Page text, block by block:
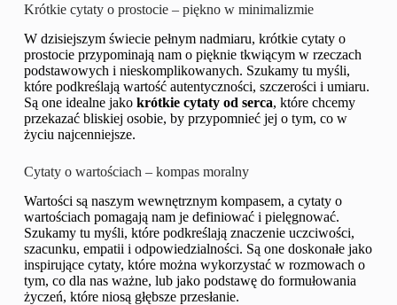
Krótkie cytaty o prostocie – piękno w minimalizmie
W dzisiejszym świecie pełnym nadmiaru, krótkie cytaty o
prostocie przypominają nam o pięknie tkwiącym w rzeczach
podstawowych i nieskomplikowanych. Szukamy tu myśli,
które podkreślają wartość autentyczności, szczerości i umiaru.
Są one idealne jako krótkie cytaty od serca, które chcemy
przekazać bliskiej osobie, by przypomnieć jej o tym, co w
życiu najcenniejsze.
Cytaty o wartościach – kompas moralny
Wartości są naszym wewnętrznym kompasem, a cytaty o
wartościach pomagają nam je definiować i pielęgnować.
Szukamy tu myśli, które podkreślają znaczenie uczciwości,
szacunku, empatii i odpowiedzialności. Są one doskonałe jako
inspirujące cytaty, które można wykorzystać w rozmowach o
tym, co dla nas ważne, lub jako podstawę do formułowania
życzeń, które niosą głębsze przesłanie.